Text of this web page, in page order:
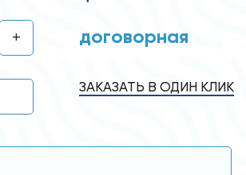
+ договорная
ЗАКАЗАТЬ В ОДИН КЛИК